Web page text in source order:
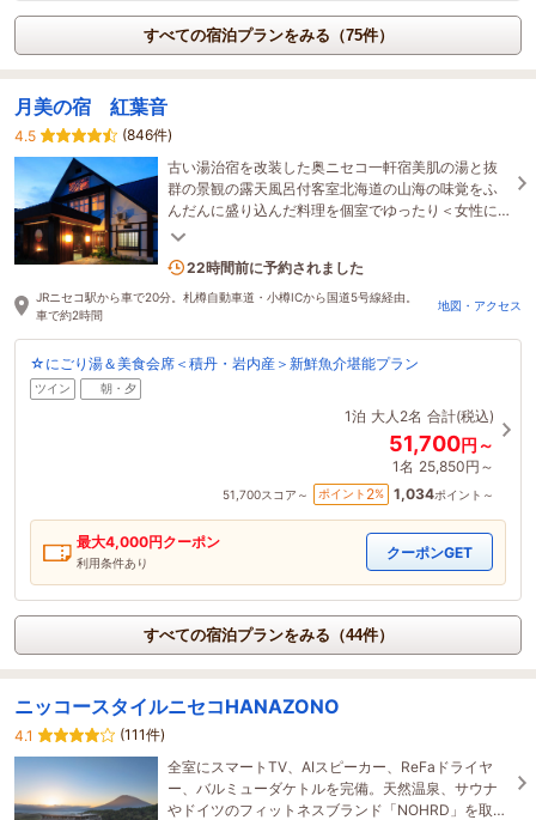
すべての宿泊プランをみる（75件）
月美の宿 紅葉音
4.5
(846件)
古い湯治宿を改装した奥ニセコ一軒宿美肌の湯と抜
群の景観の露天風呂付客室北海道の山海の味覚をふ
んだんに盛り込んだ料理を個室でゆったり＜女性に
はアメニティも充実＞
2名がこの宿を見ています
22時間前に予約されました
JRニセコ駅から車で20分。札樽自動車道・小樽ICから国道5号線経由。
車で約2時間
地図・アクセス
☆にごり湯＆美食会席＜積丹・岩内産＞新鮮魚介堪能プラン
ツイン 朝・夕
1泊 大人2名 合計(税込)
51,700円～
1名 25,850円～
51,700スコア～ ポイント 2% 1,034ポイント～
最大4,000円クーポン
利用条件あり
クーポンGET
すべての宿泊プランをみる（44件）
ニッコースタイルニセコHANAZONO
4.1
(111件)
全室にスマートTV、AIスピーカー、ReFaドライヤ
ー、バルミューダケトルを完備。天然温泉、サウナ
やドイツのフィットネスブランド「NOHRD」を取り